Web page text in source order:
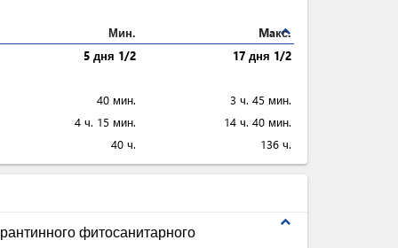
expand_less
Мин.
Maкс.
5 дня 1/2
17 дня 1/2
40 мин.
3 ч. 45 мин.
4 ч. 15 мин.
14 ч. 40 мин.
40 ч. 136 ч.
expand_less
фитосанитарного